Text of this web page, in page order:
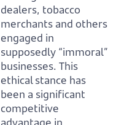
dealers, tobacco
merchants and others
engaged in
supposedly “immoral”
businesses. This
ethical stance has
been a significant
competitive